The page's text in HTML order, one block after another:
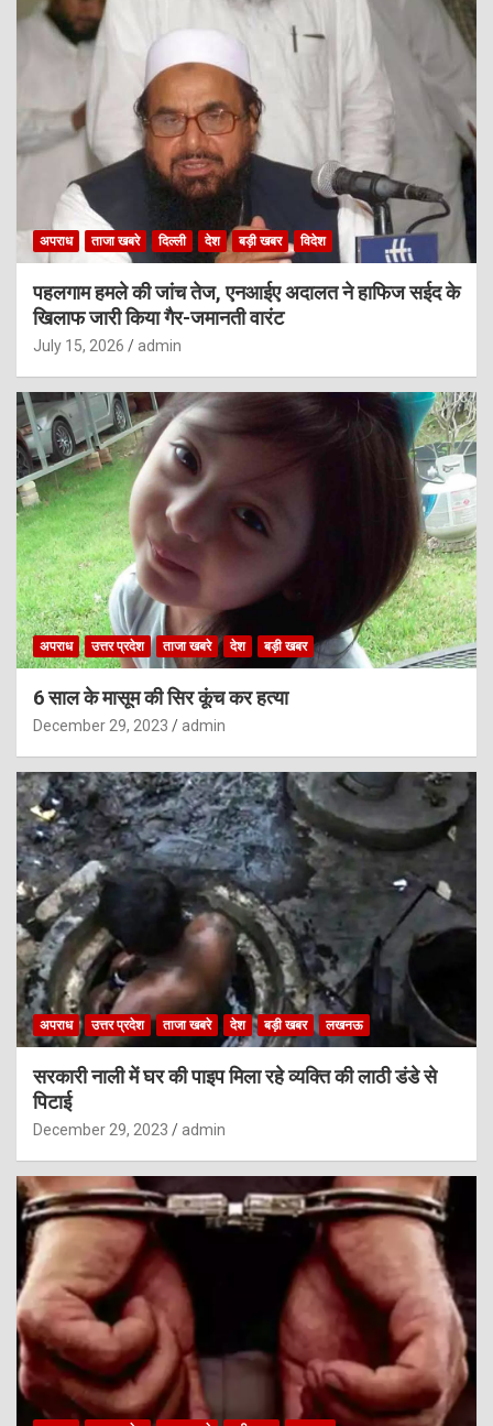
अपराध ताजा खबरे दिल्ली देश बड़ी खबर विदेश
पहलगाम हमले की जांच तेज, एनआईए अदालत ने हाफिज सईद के
खिलाफ जारी किया गैर-जमानती वारंट
July 15, 2026 admin
अपराध उत्तर प्रदेश ताजा खबरे देश बड़ी खबर
6 साल के मासूम की सिर कूंच कर हत्या
December 29, 2023 admin
अपराध उत्तर प्रदेश ताजा खबरे देश बड़ी खबर लखनऊ
सरकारी नाली में घर की पाइप मिला रहे व्यक्ति की लाठी डंडे से
पिटाई
December 29, 2023 admin